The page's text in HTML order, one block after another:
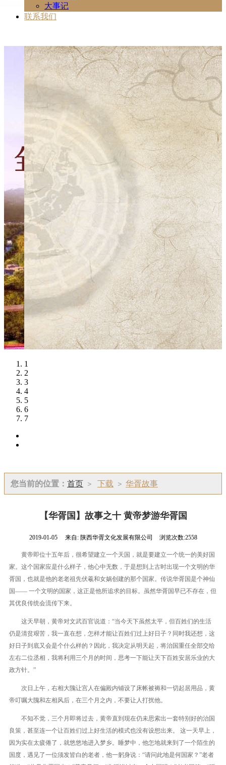
大事记
联系我们
1
2
3
4
5
6
7
您当前的位置： 首页 > 下载 > 华胥故事
【华胥国】故事之十 黄帝梦游华胥国
2019-01-05 来自: 陕西华胥文化发展有限公司 浏览次数:2558
黄帝即位十五年后，很希望建立一个天国，就是要建立一个统一的美好国
家。这个国家应是什么样子，他心中无数，于是想到上古时出现一个文明的华
胥国，也就是他的老老祖先伏羲和女娲创建的那个国家。传说华胥国是个神仙
国—— 一个文明的国家，这正是他所追求的目标。虽然华胥国早已不存在，但
其优良传统会流传下来。
这天早朝，黄帝对文武百官说道：“当今天下虽然太平，但百姓们的生活
仍是清贫艰苦，我一直在想，怎样才能让百姓们过上好日子？同时我还想，这
好日子到底又会是个什么样的？因此，我决定从明天起，将治国重任全部交给
左右二位丞相，我将利用三个月的时间，思考一下能让天下百姓安居乐业的大
政方针。”
次日上午，右相大隗让宫人在偏殿内铺设了床帐被褥和一切起居用品，黄
帝叮嘱大隗和左相风后，在三个月之内，不要让人打扰他。
不知不觉，三个月即将过去，黄帝直到现在仍未思索出一套特别好的治国
良策，甚至连一个让百姓们过上好生活的模式也没有设想出来。 这一天早上，
因为实在太疲倦了，就悠悠地进入梦乡。睡梦中，他怎地就来到了一个陌生的
国度，遇见了一位须发皆白的老者，他一躬身说：“请问此地是何国家？”老者